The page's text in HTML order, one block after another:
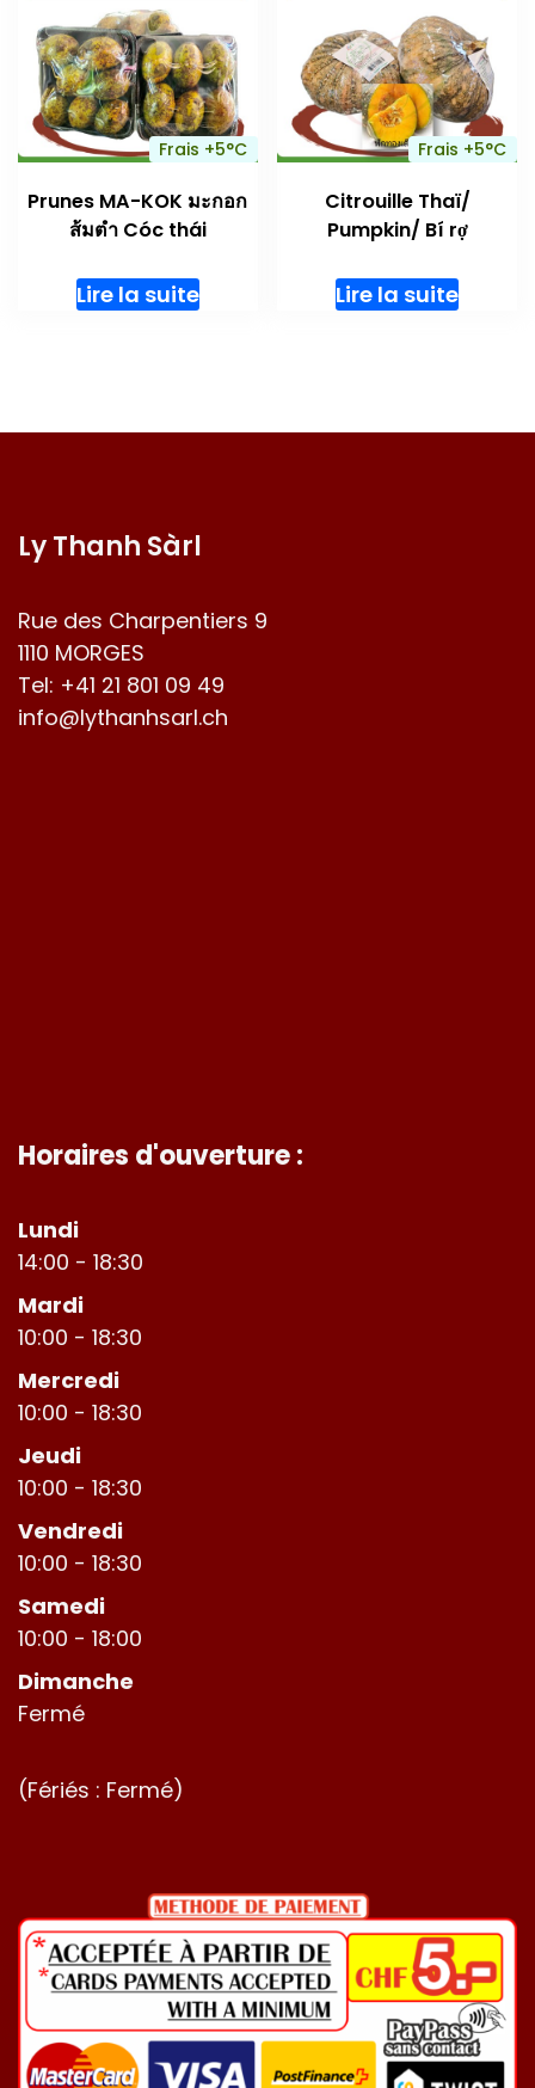
Frais +5°C
Prunes MA-KOK มะกอก
ส้มตำ Cóc thái
Lire la suite
Frais +5°C
Citrouille Thaï/
Pumpkin/ Bí rợ
Lire la suite
Ly Thanh Sàrl
Rue des Charpentiers 9
1110 MORGES
Tel: +41 21 801 09 49
info@lythanhsarl.ch
Horaires d'ouverture :
Lundi
14:00 - 18:30
Mardi
10:00 - 18:30
Mercredi
10:00 - 18:30
Jeudi
10:00 - 18:30
Vendredi
10:00 - 18:30
Samedi
10:00 - 18:00
Dimanche
Fermé
(Fériés : Fermé)